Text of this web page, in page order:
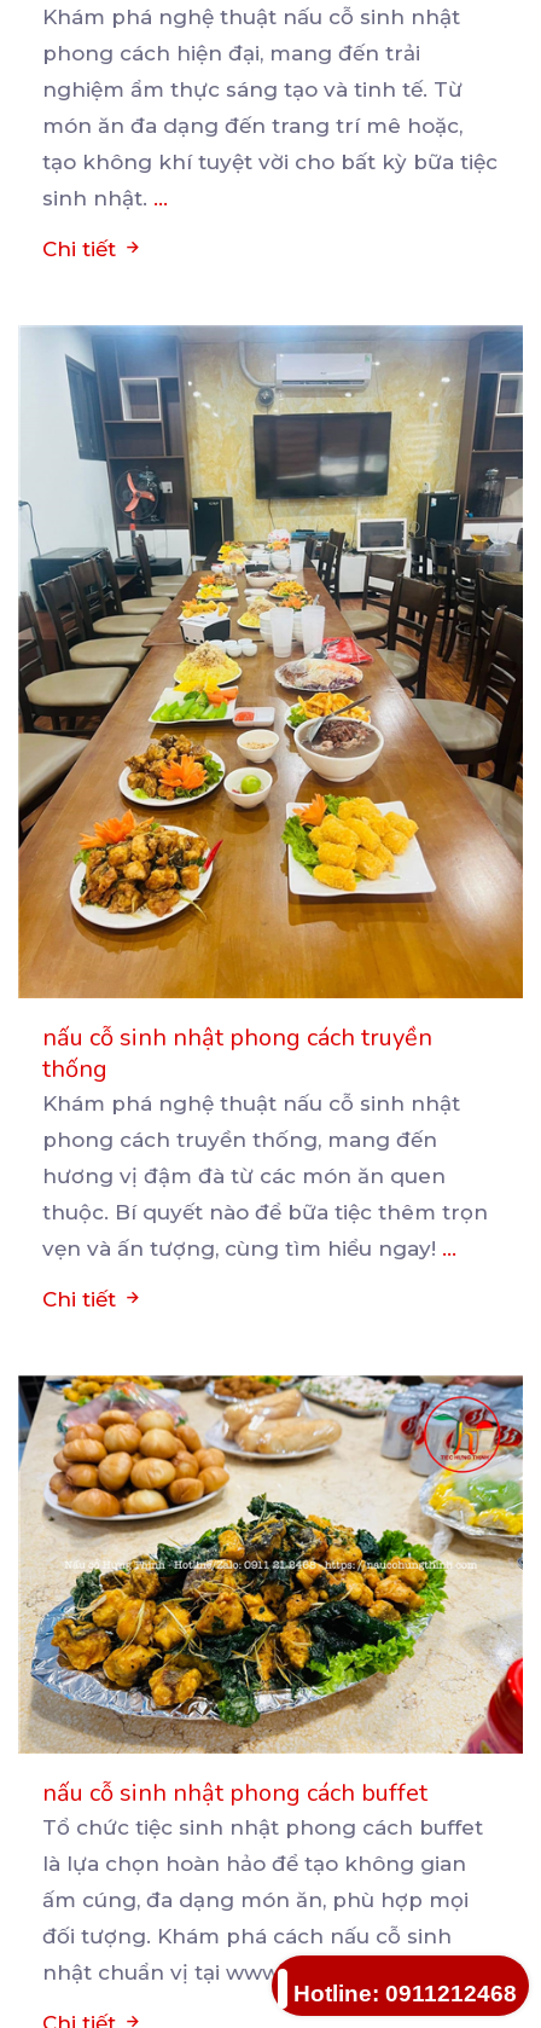
Khám phá nghệ thuật nấu cỗ sinh nhật
phong cách hiện đại, mang đến trải
nghiệm ẩm thực sáng tạo và tinh tế. Từ
món ăn đa dạng đến trang trí mê hoặc,
tạo không khí tuyệt vời cho bất kỳ bữa tiệc
sinh nhật. ...
Chi tiết
nấu cỗ sinh nhật phong cách truyền
thống
Khám phá nghệ thuật nấu cỗ sinh nhật
phong cách truyền thống, mang đến
hương vị đậm đà từ các món ăn quen
thuộc. Bí quyết nào để bữa tiệc thêm trọn
vẹn và ấn tượng, cùng tìm hiểu ngay! ...
Chi tiết
nấu cỗ sinh nhật phong cách buffet
Tổ chức tiệc sinh nhật phong cách buffet
là lựa chọn hoàn hảo để tạo không gian
ấm cúng, đa dạng món ăn, phù hợp mọi
đối tượng. Khám phá cách nấu cỗ sinh
nhật chuẩn vị tại www.website.com!
Hotline: 0911212468